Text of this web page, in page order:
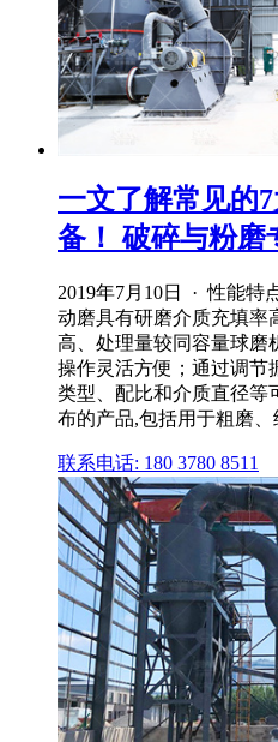
一文了解常见的
备！ 破碎与粉磨
2019年7月10日 · 性能特
动磨具有研磨介质充填率
高、处理量较同容量球磨
操作灵活方便；通过调节
类型、配比和介质直径等
布的产品,包括用于粗磨、
联系电话: 180 3780 8511